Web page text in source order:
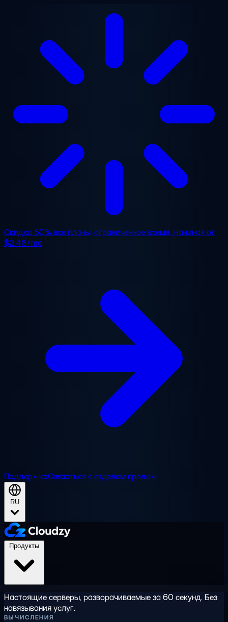
Перейти к основному содержанию
Скидка 50% все планы, ограниченное время. Начиная от
$2.48/mo
ПоддержкаСвязаться с отделом продаж
RU
Настоящие серверы, разворачиваемые за 60 секунд. Без
навязывания услуг.
ВЫЧИСЛЕНИЯ